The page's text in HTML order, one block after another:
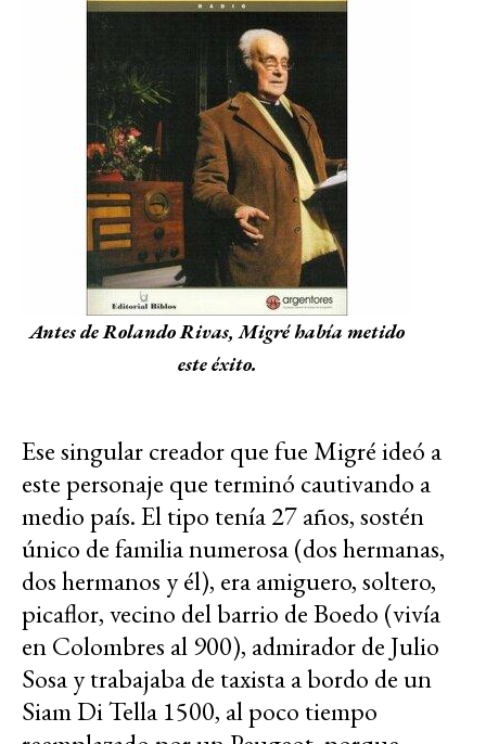
Antes de Rolando Rivas, Migré había metido
este éxito.
Ese singular creador que fue Migré ideó a
este personaje que terminó cautivando a
medio país. El tipo tenía 27 años, sostén
único de familia numerosa (dos hermanas,
dos hermanos y él), era amiguero, soltero,
picaflor, vecino del barrio de Boedo (vivía
en Colombres al 900), admirador de Julio
Sosa y trabajaba de taxista a bordo de un
Siam Di Tella 1500, al poco tiempo